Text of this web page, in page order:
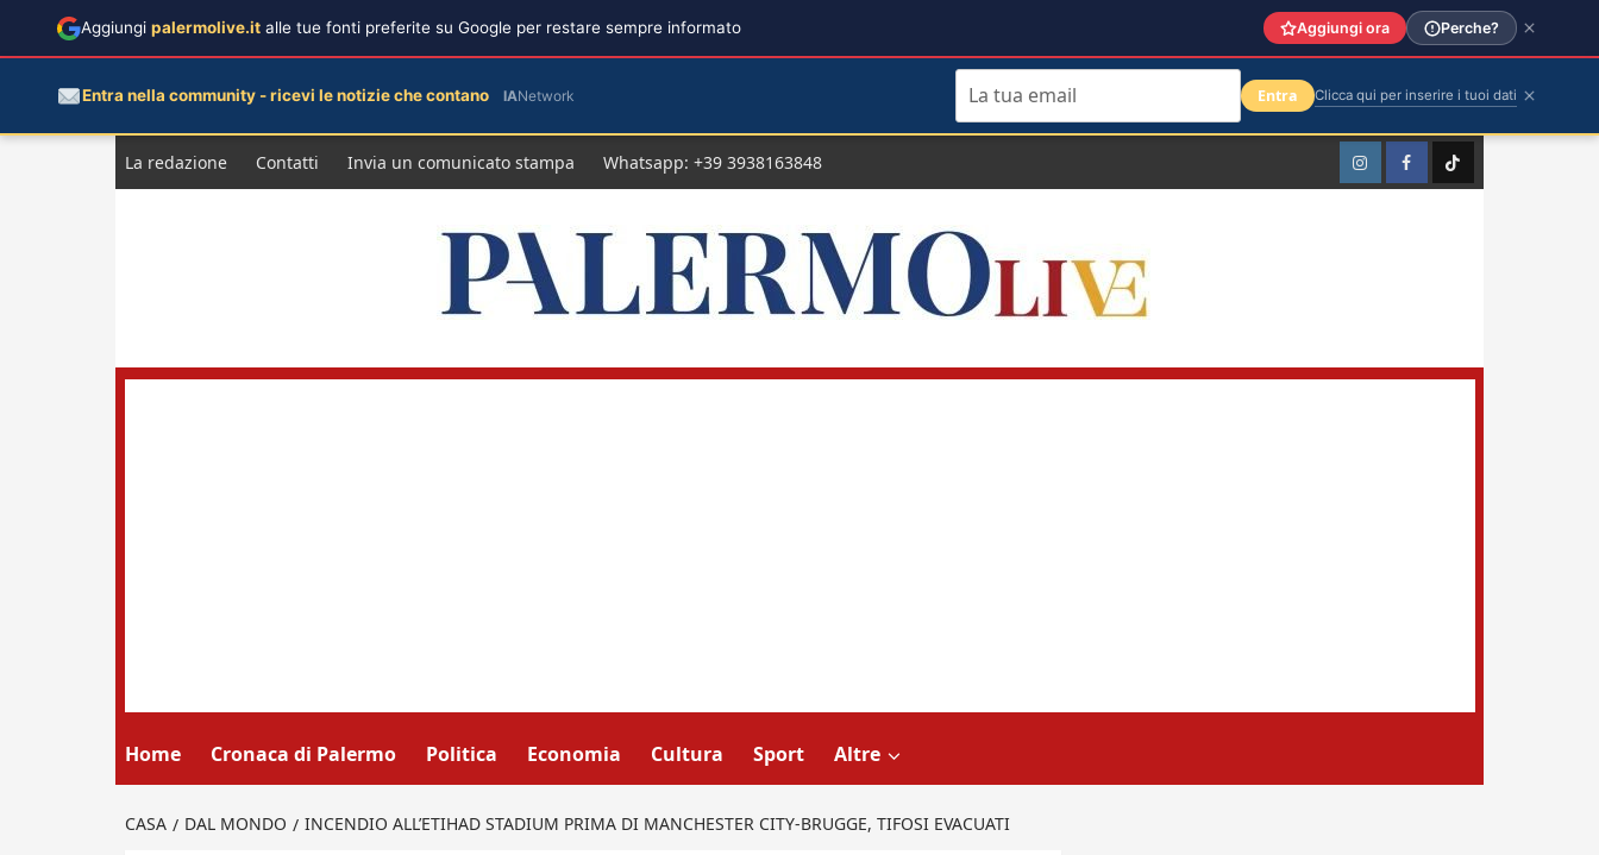
La redazione Contatti Invia un comunicato stampa Whatsapp: +39 3938163848 InstagramFacebookTikTok
Home Cronaca di Palermo Politica Economia Cultura Sport Altre
CASA DAL MONDO INCENDIO ALL’ETIHAD STADIUM PRIMA DI MANCHESTER CITY-BRUGGE, TIFOSI EVACUATI
Aggiungi palermolive.it alle tue fonti preferite su Google per restare sempre informato Aggiungi ora Perche?
Entra nella community - ricevi le notizie che contano IANetwork Entra Clicca qui per inserire i tuoi dati